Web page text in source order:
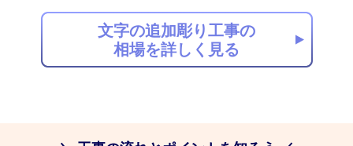
文字の追加彫り工事の
相場を詳しく見る